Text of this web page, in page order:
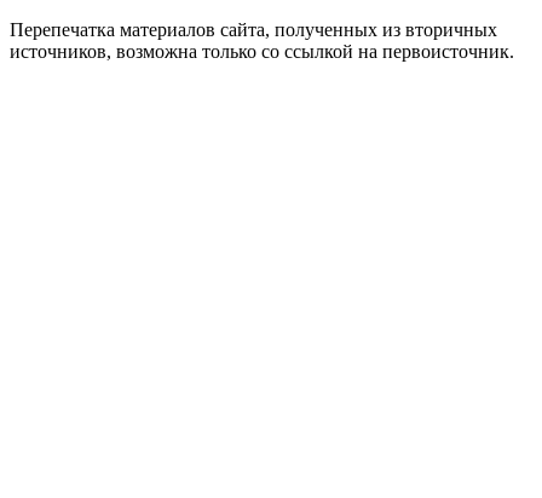
Перепечатка материалов сайта, полученных из вторичных
источников, возможна только со ссылкой на первоисточник.